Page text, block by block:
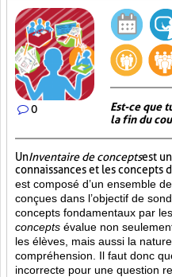
0
Est-ce que
la fin du
UnInventaire de conceptsest
connaissances et les concepts
est composé d’un ensemble
conçues dans l’objectif de
concepts fondamentaux par
concepts évalue non
les élèves, mais aussi la
compréhension. Il faut donc
incorrecte pour une question